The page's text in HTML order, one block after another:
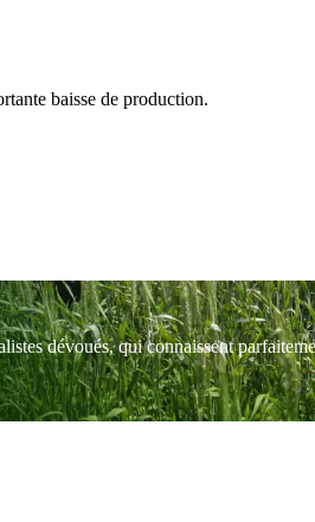
baisse de production.
dévoués, qui connaissent